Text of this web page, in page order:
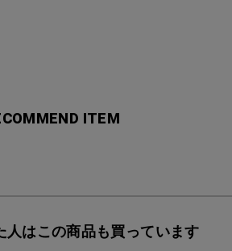
ITEM
人はこの商品も買っています